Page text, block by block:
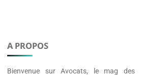
A PROPOS
Bienvenue surAvocats, le mag des